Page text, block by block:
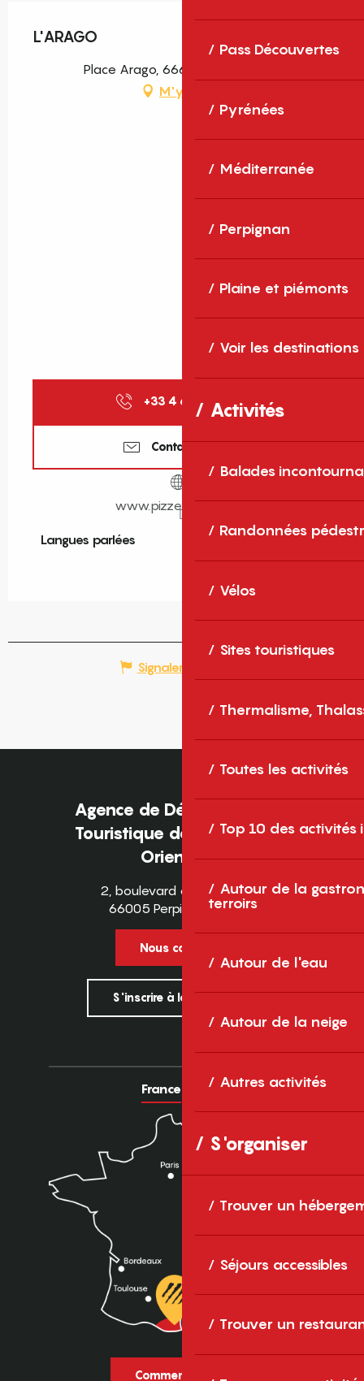
Pass Découvertes
Pyrénées
Méditerranée
Perpignan
Plaine et piémonts
Voir les destinations
Activités
Balades
Randonnées
Vélos
Sites touristiques
Thermalisme,
Toutes les activités
Top 10 des activités
Autour de la
terroirs
Autour de l'eau
Autour de la neige
Autres activités
S'organiser
Trouver un
Séjours accessibles
Trouver un
L'ARAGO
Place Arago, 66690 Saint-André
M'y rendre
+33 4 68 07 06 ▒▒
Contactez-nous
www.pizzeria-arago.fr
Langues parlées
Langues parlées
Signaler une erreur
Agence de Développement
Touristique des Pyrénées-
Orientales
2, boulevard des Pyrénées
66005 Perpignan Cedex
Nous contacter
S'inscrire à la newsletter
France Europe
Comment venir ?